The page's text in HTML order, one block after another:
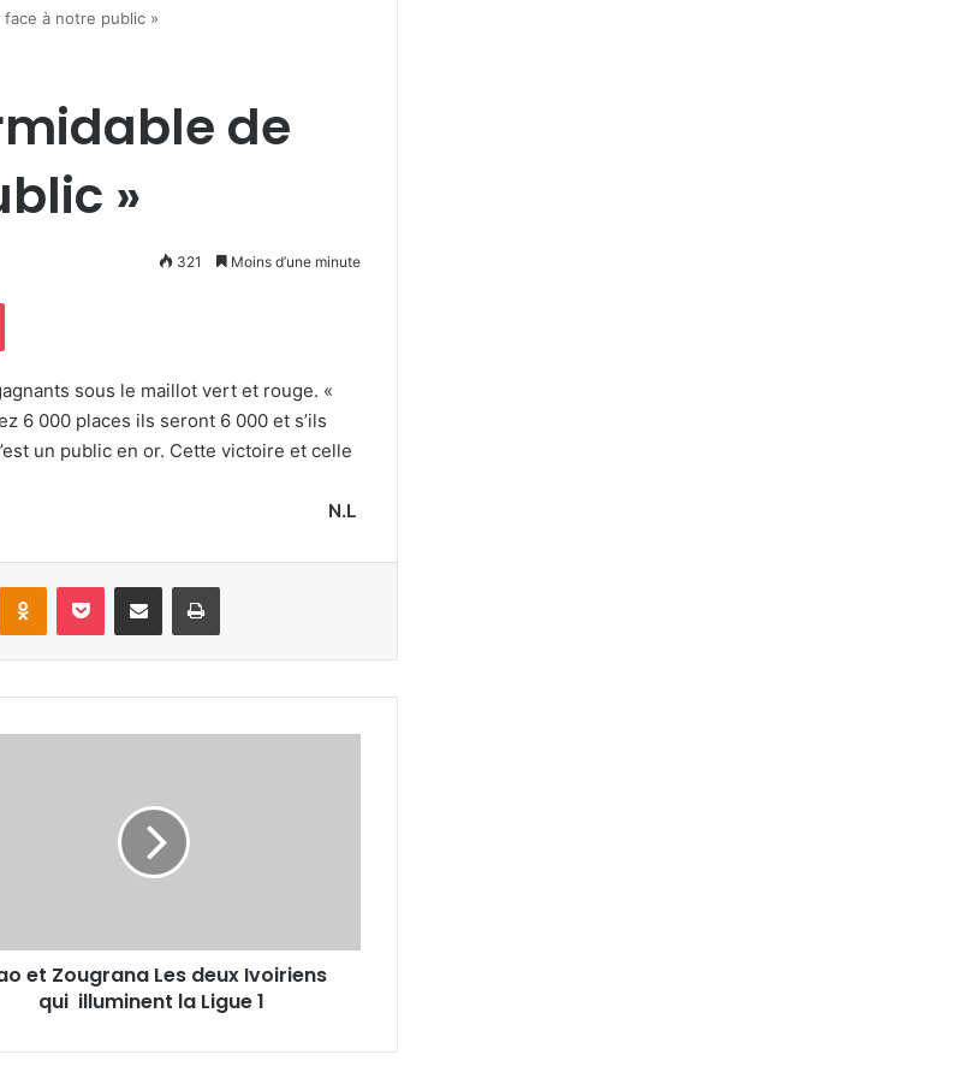
face à notre public »
de
»
321 Moins d’une minute
Pocket
sous le maillot vert et rouge. «
6 000 places ils seront 6 000 et s’ils
un public en or. Cette victoire et celle
N.L
Odnoklassniki
Pocket Partager par email Imprimer
et Zougrana Les deux Ivoiriens
qui illuminent la Ligue 1